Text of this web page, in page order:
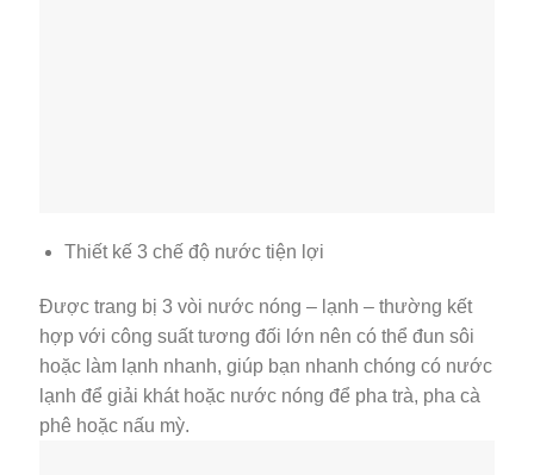
Thiết kế 3 chế độ nước tiện lợi
Được trang bị 3 vòi nước nóng – lạnh – thường kết
hợp với công suất tương đối lớn nên có thể đun sôi
hoặc làm lạnh nhanh, giúp bạn nhanh chóng có nước
lạnh để giải khát hoặc nước nóng để pha trà, pha cà
phê hoặc nấu mỳ.